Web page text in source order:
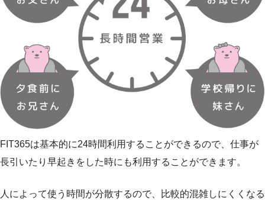
FIT365は基本的に24時間利用することができるので、仕事が
長引いたり早起きをした時にも利用することができます。
人によって使う時間が分散するので、比較的混雑しにくくなる